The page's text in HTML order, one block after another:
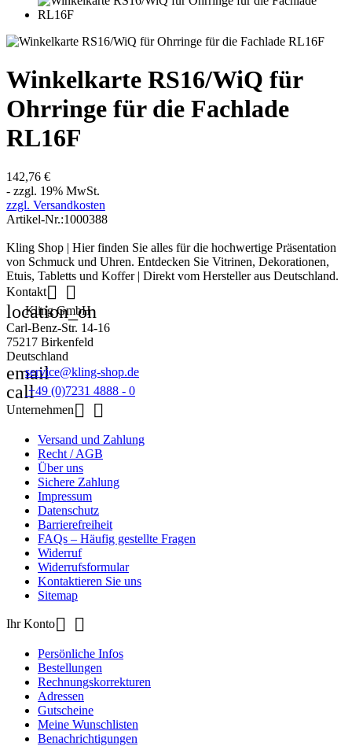
Winkelkarte RS16/WiQ für
Ohrringe für die Fachlade
RL16F
142,76 €
- zzgl. 19% MwSt.
zzgl. Versandkosten
Artikel-Nr.:1000388
Kling Shop | Hier finden Sie alles für die hochwertige Präsentation
von Schmuck und Uhren. Entdecken Sie Vitrinen, Dekorationen,
Etuis, Tabletts und Koffer | Direkt vom Hersteller aus Deutschland.
Kontakt 
location_on
Kling GmbH
Carl-Benz-Str. 14-16
75217 Birkenfeld
Deutschland
email
service@kling-shop.de
call+49 (0)7231 4888 - 0
Unternehmen 
Versand und Zahlung
Recht / AGB
Über uns
Sichere Zahlung
Impressum
Datenschutz
Barrierefreiheit
FAQs – Häufig gestellte Fragen
Widerruf
Widerrufsformular
Kontaktieren Sie uns
Sitemap
Ihr Konto 
Persönliche Infos
Bestellungen
Rechnungskorrekturen
Adressen
Gutscheine
Meine Wunschlisten
Benachrichtigungen